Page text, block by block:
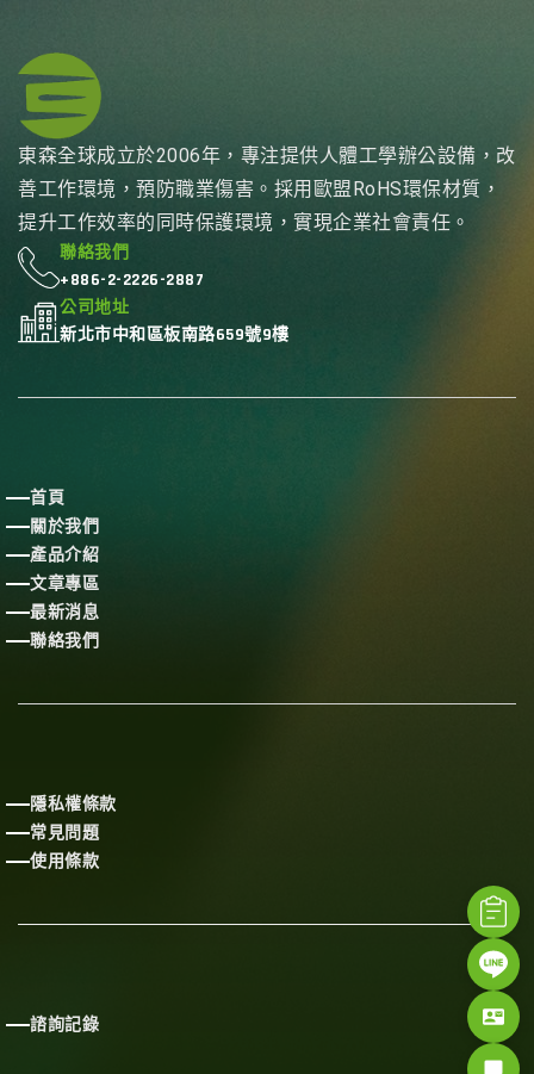
東森全球成立於2006年，專注提供人體工學辦公設備，改
善工作環境，預防職業傷害。採用歐盟RoHS環保材質，
提升工作效率的同時保護環境，實現企業社會責任。
聯絡我們
+886-2-2226-2887
公司地址
新北市中和區板南路659號9樓
首頁
關於我們
產品介紹
文章專區
最新消息
聯絡我們
隱私權條款
常見問題
使用條款
諮詢記錄 contact_mail
chat_bubble